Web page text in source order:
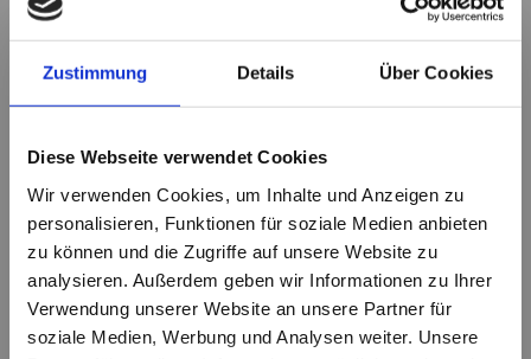
Zustimmung Details Über Cookies
Diese Webseite verwendet Cookies
Wir verwenden Cookies, um Inhalte und Anzeigen zu
personalisieren, Funktionen für soziale Medien anbieten
zu können und die Zugriffe auf unsere Website zu
analysieren. Außerdem geben wir Informationen zu Ihrer
Verwendung unserer Website an unsere Partner für
soziale Medien, Werbung und Analysen weiter. Unsere
JETZT E-MAIL SENDEN
Steuerberater Diplom –
Volkswirt Michael Breyel